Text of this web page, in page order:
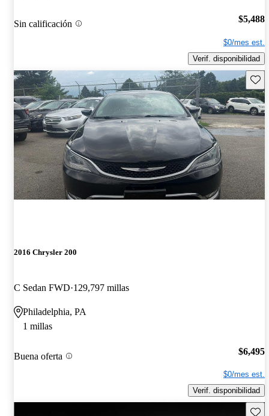
Sin calificación $5,488
$0/mes est.
Verif. disponibilidad
2016 Chrysler 200
C Sedan FWD 129,797 millas
Philadelphia, PA
1 millas
Buena oferta $6,495
$0/mes est.
Verif. disponibilidad